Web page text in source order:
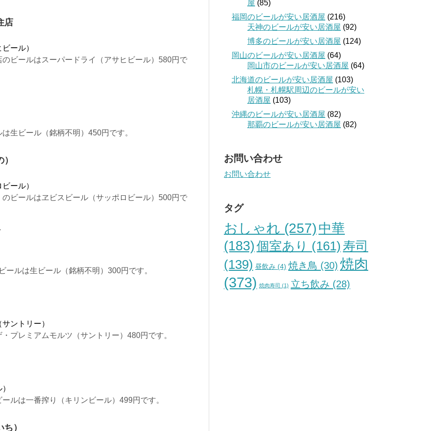
店
ール）
ビールはスーパードライ（アサヒビール）580円で
生ビール（銘柄不明）450円です。
ール）
ビールはヱビスビール（サッポロビール）500円で
ールは生ビール（銘柄不明）300円です。
ントリー）
プレミアムモルツ（サントリー）480円です。
ルは一番搾り（キリンビール）499円です。
）
屋 (85)
福岡のビールが安い居酒屋 (216)
天神のビールが安い居酒屋 (92)
博多のビールが安い居酒屋 (124)
岡山のビールが安い居酒屋 (64)
岡山市のビールが安い居酒屋 (64)
北海道のビールが安い居酒屋 (103)
札幌・札幌駅周辺のビールが安い
居酒屋 (103)
沖縄のビールが安い居酒屋 (82)
那覇のビールが安い居酒屋 (82)
お問い合わせ
お問い合わせ
タグ
おしゃれ (257) 中華
(183)個室あり (161) 寿司
(139) 昼飲み (4) 焼き鳥 (30) 焼肉
(373) 焼肉寿司 (1) 立ち飲み (28)